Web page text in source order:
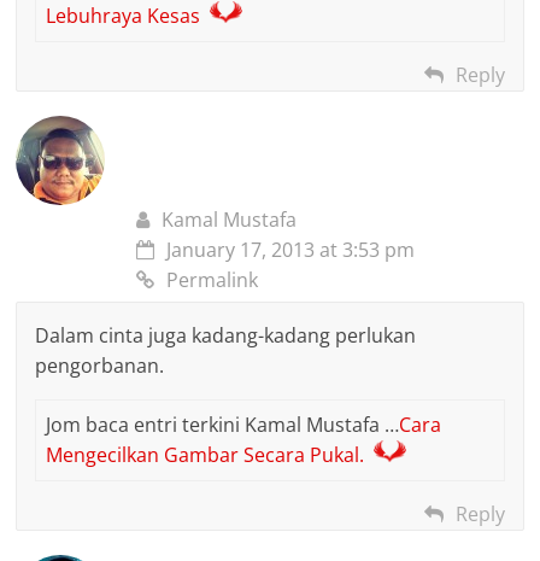
Lebuhraya Kesas
Reply
Kamal Mustafa
January 17, 2013 at 3:53 pm
Permalink
Dalam cinta juga kadang-kadang perlukan
pengorbanan.
Jom baca entri terkini Kamal Mustafa …Cara
Mengecilkan Gambar Secara Pukal.
Reply